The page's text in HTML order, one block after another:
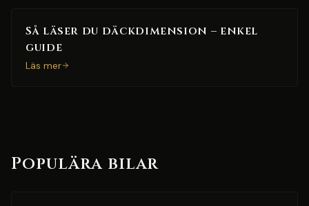
Så läser du däckdimension – enkel
guide
Läs mer
Populära bilar